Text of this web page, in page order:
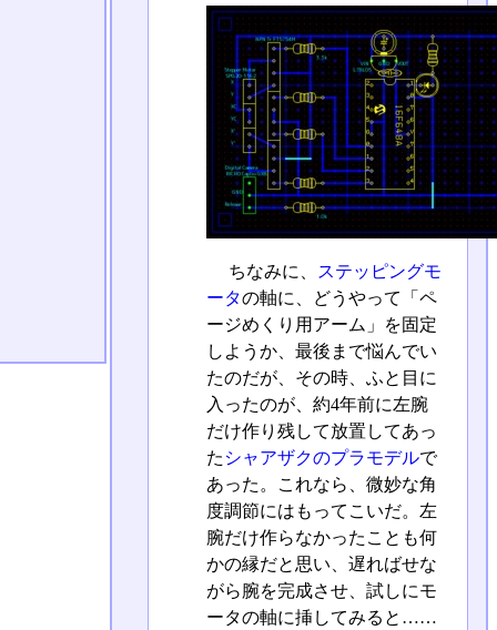
ちなみに、
ステッピングモ
ータの軸に、どうやって「ペ
ージめくり用アーム」を固定
しようか、最後まで悩んでい
たのだが、その時、ふと目に
入ったのが、約4年前に左腕
だけ作り残して放置してあっ
た シャアザクのプラモデルで
あった。これなら、微妙な角
度調節にはもってこいだ。左
腕だけ作らなかったことも何
かの縁だと思い、遅ればせな
がら腕を完成させ、試しにモ
ータの軸に挿してみると……